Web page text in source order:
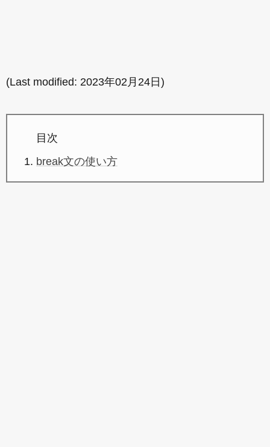
(Last modified: 2023年02月24日 )
目次
break文の使い方